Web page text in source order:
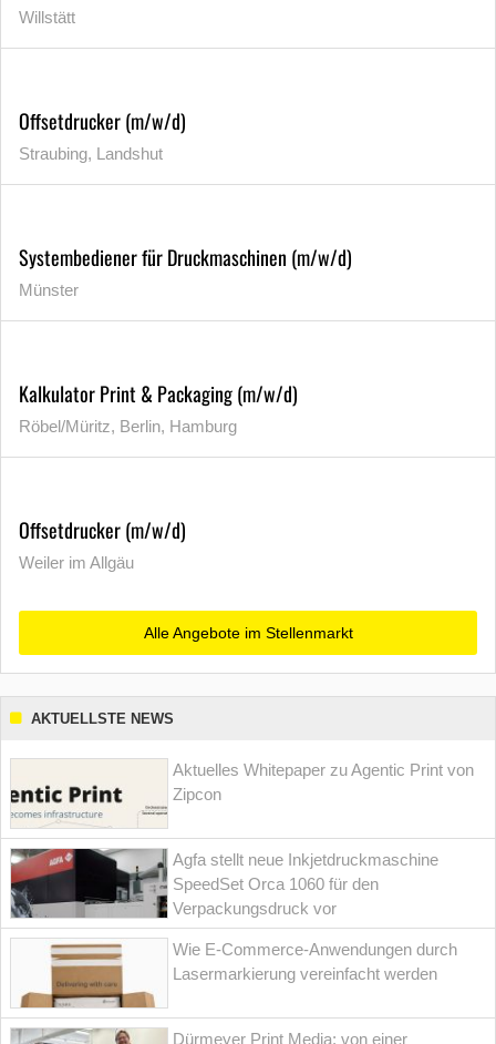
Willstätt
Offsetdrucker (m/w/d)
Straubing, Landshut
Systembediener für Druckmaschinen (m/w/d)
Münster
Kalkulator Print & Packaging (m/w/d)
Röbel/Müritz, Berlin, Hamburg
Offsetdrucker (m/w/d)
Weiler im Allgäu
Alle Angebote im Stellenmarkt
AKTUELLSTE NEWS
Aktuelles Whitepaper zu Agentic Print von
Zipcon
Agfa stellt neue Inkjetdruckmaschine
SpeedSet Orca 1060 für den
Verpackungsdruck vor
Wie E-Commerce-Anwendungen durch
Lasermarkierung vereinfacht werden
Dürmeyer Print Media: von einer